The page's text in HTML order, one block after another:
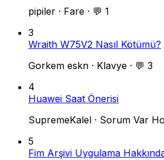
pipiler · Fare · 💬 1
3
Wraith W75V2 Nasıl Kötümü?
Gorkem eskn · Klavye · 💬 3
4
Huawei Saat Önerisi
SupremeKalel · Sorum Var
5
Fim Arşivi Uygulama